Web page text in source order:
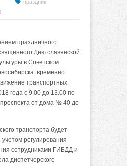
праздник
праздничного
Дню славянской
в Советском
временно
транспортных
года с 9.00 до 13.00 по
проспекта от дома № 40 до
транспорта будет
учетом регулирования
сотрудниками ГИБДД и
диспетчерского